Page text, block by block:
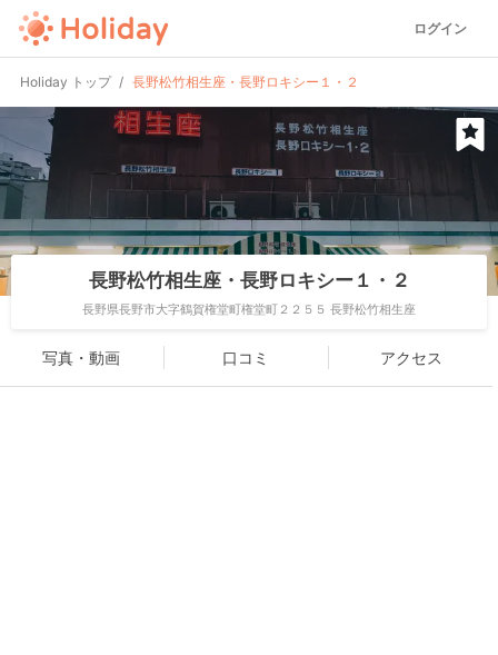
ログイン
Holiday トップ 長野松竹相生座・長野ロキシー１・２
長野松竹相生座・長野ロキシー１・２
長野県長野市大字鶴賀権堂町権堂町２２５５ 長野松竹相生座
写真・動画 口コミ アクセス